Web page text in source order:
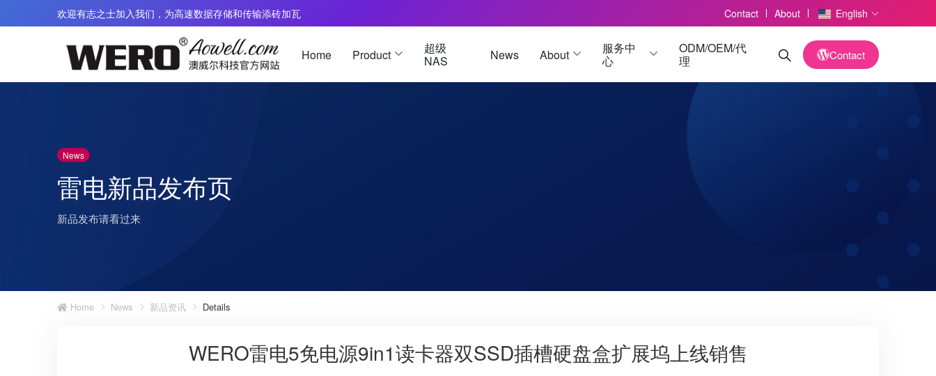
欢迎有志之士加入我们，为高速数据存储和传输添砖加瓦 Contact About English
Home Product
雷电 4 扩展坞
雷电 5 扩展坞
超级
NAS
News About
服务中
心
ODM/OEM/代
理
Contact
News
雷电新品发布页
新品发布请看过来
Home News 新品资讯 Details
WERO雷电5免电源9in1读卡器双SSD插槽硬盘盒扩展坞上线销售